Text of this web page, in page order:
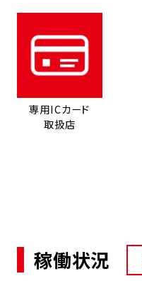
専用ICカード
取扱店
稼働状況